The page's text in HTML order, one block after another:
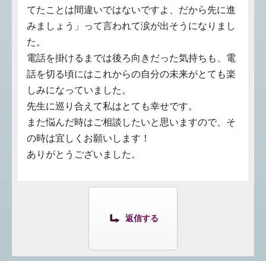
てたことは間違いではないですよ、だから先に進
みましょう」って言われて涙が出そうになりまし
た。
電話を掛けるまでは後ろ向きだった気持ちも、電
話を切る頃にはこれからの自分の未来がとても楽
しみになっていました。
先生に巡り合えて私はとても幸せです。
また悩んだ時はご相談したいと思いますので、そ
の時は宜しくお願いします！
ありがとうございました。
返信する